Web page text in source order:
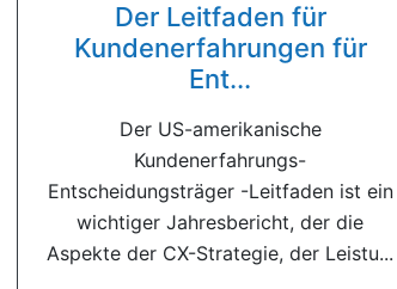
Der Leitfaden für
Kundenerfahrungen für
Ent...
Der US-amerikanische
Kundenerfahrungs-
Entscheidungsträger -Leitfaden ist ein
wichtiger Jahresbericht, der die
Aspekte der CX-Strategie, der Leistu...